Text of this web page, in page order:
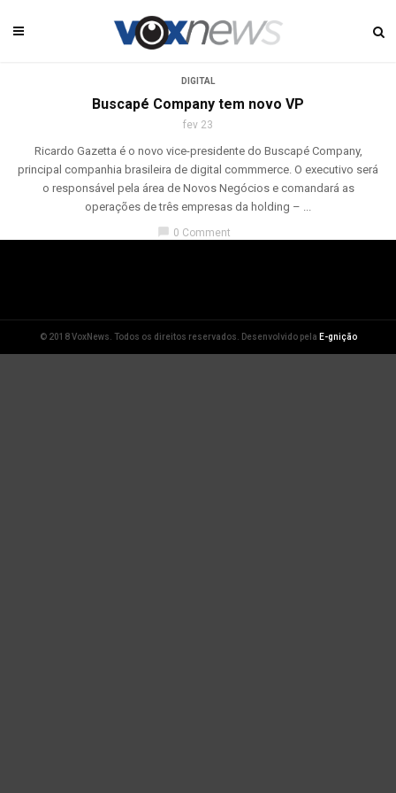
DIGITAL
Buscapé Company tem novo VP
fev 23
Ricardo Gazetta é o novo vice-presidente do Buscapé Company,
principal companhia brasileira de digital commmerce. O executivo será
o responsável pela área de Novos Negócios e comandará as
operações de três empresas da holding – ...
chat_bubble 0 Comment
© 2018 VoxNews. Todos os direitos reservados. Desenvolvido pela E-gnição